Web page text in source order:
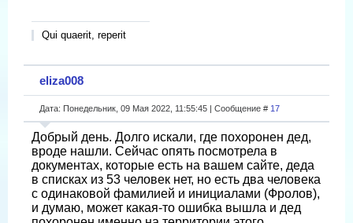
Qui quaerit, reperit
eliza008
Дата: Понедельник, 09 Мая 2022, 11:55:45 | Сообщение # 17
Добрый день. Долго искали, где похоронен дед,
вроде нашли. Сейчас опять посмотрела в
документах, которые есть на вашем сайте, деда
в списках из 53 человек нет, но есть два человека
с одинаковой фамилией и инициалами (Фролов),
и думаю, может какая-то ошибка вышла и дед